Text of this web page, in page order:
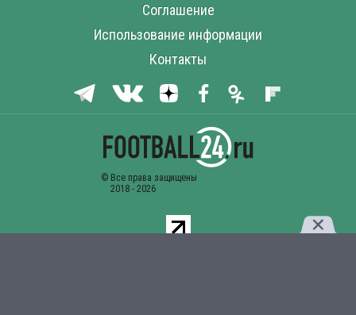
Соглашение
Использование информации
Контакты